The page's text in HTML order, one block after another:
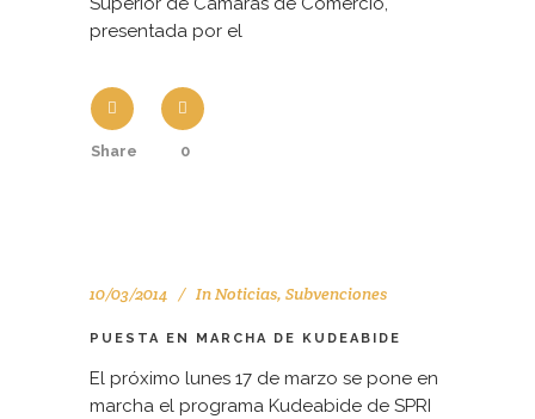
presentada por el
Share 0
10/03/2014 InNoticias, Subvenciones
PUESTA EN MARCHA DE KUDEABIDE
El próximo lunes 17 de marzo se pone en
marcha el programa Kudeabide de SPRI